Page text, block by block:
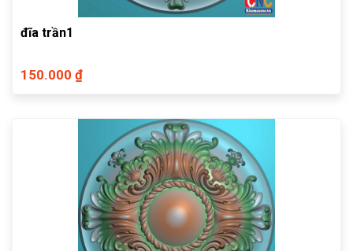
đĩa trần1
150.000 ₫